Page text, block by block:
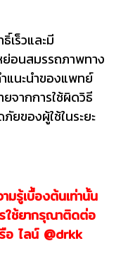
เร็วและมี
ย่อนสมรรถภาพทาง
แนะนำของแพทย์
จากการใช้ผิดวิธี
ยของผู้ใช้ในระยะ
มรู้เบื้องต้นเท่านั้น
ใช้ยากรุณาติดต่อ
อ ไลน์ @drkk